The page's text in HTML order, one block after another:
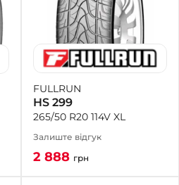
+38 (098) 911-911-4
- на Калиновій
+38 (077) 7-184-184
- Донецьке шосе
+38 (050)-911-911-2
- Щепкіна
+38 (099)-643-33-77
- Тополь
+38 (068)-923-74-19
- Калинова
FULLRUN
HS 299
265/50 R20 114V XL
Залиште відгук
2 888 грн